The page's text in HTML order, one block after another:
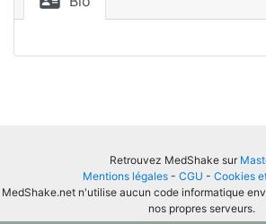
Retrouvez MedShake sur
Mentions légales - CGU - Cookies
MedShake.net n'utilise aucun code informatique
nos propres serveurs.